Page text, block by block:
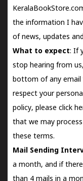
the information I
of news, updates
What to expect: If
stop hearing from
bottom of any email
respect your
policy, please click
that we may
these terms.
Mail Sending
a month, and if
than 4 mails in a